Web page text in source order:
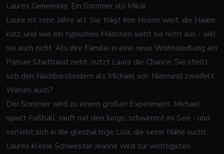
Laures Geheimnis: Ein Sommer als Mikäl
Laure ist zehn Jahre alt. Sie trägt ihre Hosen weit, die Haare
kurz, und wie ein typisches Mädchen sieht sie nicht aus - will
sie auch nicht. Als ihre Familie in eine neue Wohnsiedlung am
Pariser Stadtrand zieht, nutzt Laure die Chance: Sie stellt
sich den Nachbarskindern als Michael vor. Niemand zweifelt.
Warum auch?
Der Sommer wird zu einem großen Experiment. Michael
spielt Fußball, rauft mit den Jungs, schwimmt im See - und
verliebt sich in die gleichaltrige Lisa, die seine Nähe sucht.
Laures kleine Schwester Jeanne wird zur wichtigsten